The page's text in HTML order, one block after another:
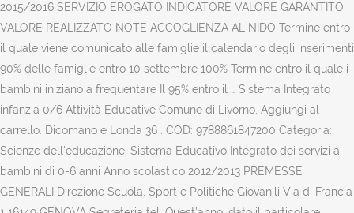
2015/2016 SERVIZIO EROGATO INDICATORE VALORE GARANTITO
VALORE REALIZZATO NOTE ACCOGLIENZA AL NIDO Termine entro
il quale viene comunicato alle famiglie il calendario degli inserimenti
90% delle famiglie entro 10 settembre 100% Termine entro il quale i
bambini iniziano a frequentare Il 95% entro il … Sistema Integrato
infanzia 0/6 Attività Educative Comune di Livorno. Aggiungi al
carrello. Dicomano e Londa 36 . COD: 9788861847200 Categoria:
Scienze dell'educazione. Sistema Educativo Integrato dei servizi ai
bambini di 0-6 anni Anno scolastico 2012/2013 PREMESSE
GENERALI Direzione Scuola, Sport e Politiche Giovanili Via di Francia